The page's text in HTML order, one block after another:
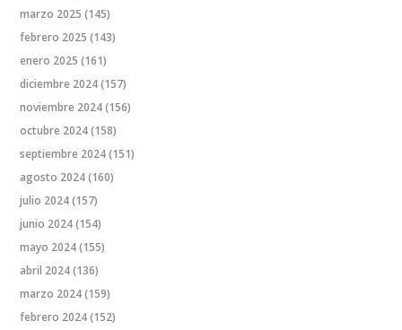
marzo 2025 (145)
febrero 2025 (143)
enero 2025 (161)
diciembre 2024(157)
noviembre 2024(156)
octubre 2024(158)
septiembre 2024(151)
agosto 2024(160)
julio 2024(157)
junio 2024(154)
mayo 2024(155)
abril 2024(136)
marzo 2024(159)
febrero 2024(152)